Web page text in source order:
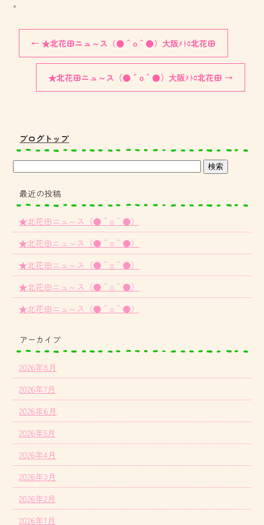
。
← ★北花田ニュ～ス（●＾o＾●）大阪ﾒﾄﾛ北花田
★北花田ニュ～ス（●＾o＾●）大阪ﾒﾄﾛ北花田 →
ブログトップ
最近の投稿
★北花田ニュ～ス（●＾o＾●）
★北花田ニュ～ス（●＾o＾●）
★北花田ニュ～ス（●＾o＾●）
★北花田ニュ～ス（●＾o＾●）
★北花田ニュ～ス（●＾o＾●）
アーカイブ
2026年8月
2026年7月
2026年6月
2026年5月
2026年4月
2026年3月
2026年2月
2026年1月